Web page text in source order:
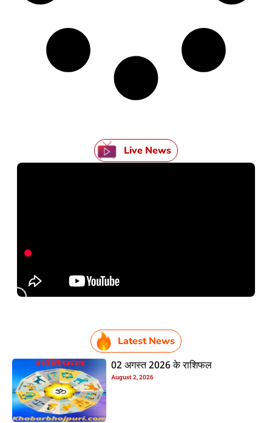
Live News
Latest News
02 अगस्त 2026 के राशिफल
August 2, 2026